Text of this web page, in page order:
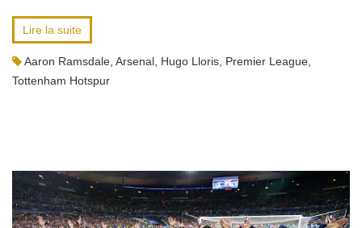
Lire la suite
Aaron Ramsdale Arsenal Hugo Lloris Premier League
Tottenham Hotspur